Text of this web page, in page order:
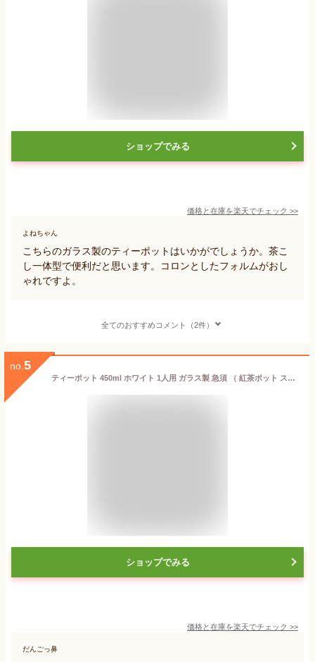
ショップでみる
価格と在庫を楽天でチェック >>
よねちゃん
こちらのガラス製のティーポットはいかがでしょうか。茶こ
し一体型で便利だと思います。コロンとしたフォルムがおし
ゃれですよ。
全てのおすすめコメント（2件）
no. 5
ティーポット 450ml ホワイト 1人用 ガラス製 急須 （ 紅茶ポット ストレーナー 茶こし 一体型 片手 1～2杯 ガラス 紅茶 ガラスティーポット おしゃれ お茶用品 ティーウェア 茶器 ）【39ショップ】
ショップでみる
価格と在庫を楽天でチェック >>
だんごっ鼻